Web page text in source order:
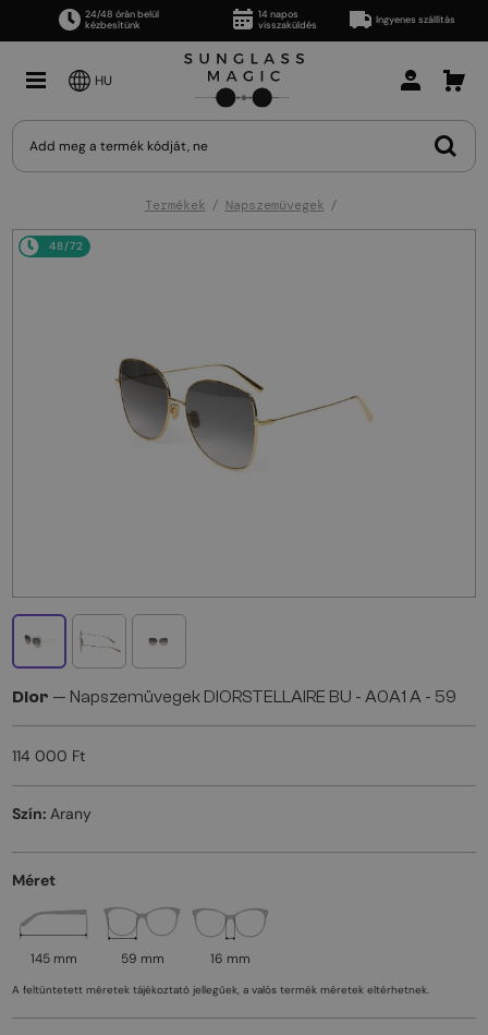
24/48 órán belül
kézbesítünk
14 napos
visszaküldés
Ingyenes szállítás
HU
Termékek Napszemüvegek
48/72
Dior — Napszemüvegek DIORSTELLAIRE BU - A0A1 A - 59
114 000 Ft
Szín: Arany
Méret
145 mm 59 mm 16 mm
A feltüntetett méretek tájékoztató jellegűek, a valós termék méretek eltérhetnek.